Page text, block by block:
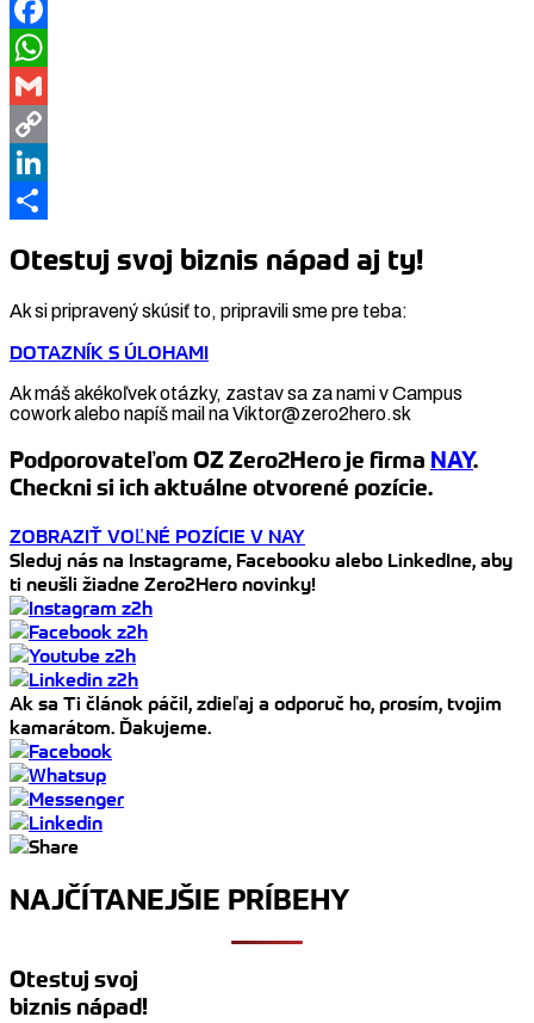
Facebook
WhatsApp
Gmail
Copy
Link
LinkedIn
Otestuj svoj biznis nápad aj ty!
Ak si pripravený skúsiť to, pripravili sme pre teba:
DOTAZNÍK S ÚLOHAMI
Ak máš akékoľvek otázky, zastav sa za nami v Campus
cowork alebo napíš mail na Viktor@zero2hero.sk
Podporovateľom OZ Zero2Hero je firma NAY.
Checkni si ich aktuálne otvorené pozície.
ZOBRAZIŤ VOĽNÉ POZÍCIE V NAY
Sleduj nás na Instagrame, Facebooku alebo LinkedIne, aby
ti neušli žiadne Zero2Hero novinky!
Ak sa Ti článok páčil, zdieľaj a odporuč ho, prosím, tvojim
kamarátom. Ďakujeme.
NAJČÍTANEJŠIE PRÍBEHY
Otestuj svoj
biznis nápad!